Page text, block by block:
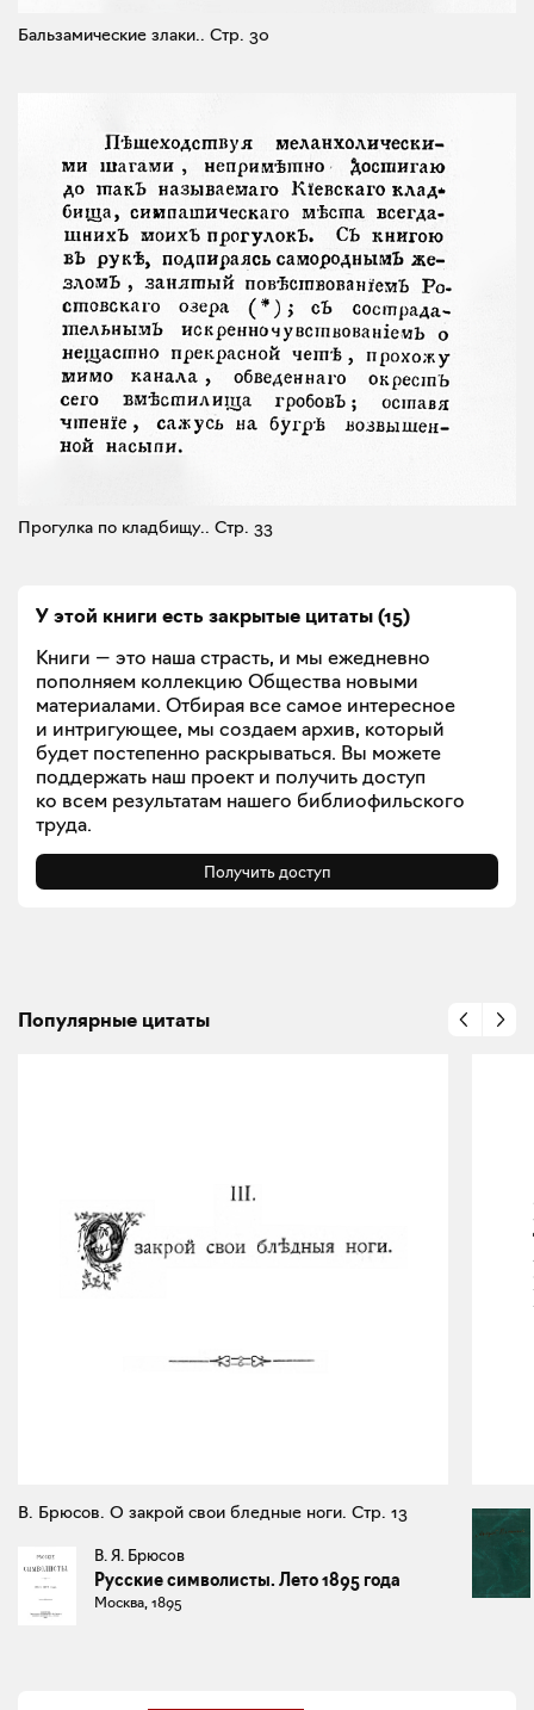
Бальзамические злаки.. Стр. 30
Прогулка по кладбищу.. Стр. 33
У этой книги есть закрытые цитаты (15)
Книги — это наша страсть, и мы ежедневно
пополняем коллекцию Общества новыми
материалами. Отбирая все самое интересное
и интригующее, мы создаем архив, который
будет постепенно раскрываться. Вы можете
поддержать наш проект и получить доступ
ко всем результатам нашего библиофильского
труда.
Получить доступ
Популярные цитаты
В. Брюсов. О закрой свои бледные ноги. Стр. 13
В. Я. Брюсов
Русские символисты. Лето 1895 года
Москва, 1895